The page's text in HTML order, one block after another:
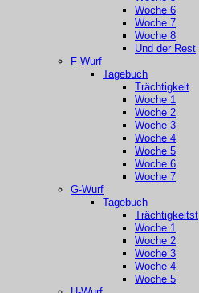
Woche 6
Woche 7
Woche 8
Und der Rest
F-Wurf
Tagebuch
Trächtigkeit
Woche 1
Woche 2
Woche 3
Woche 4
Woche 5
Woche 6
Woche 7
G-Wurf
Tagebuch
Trächtigkeitst
Woche 1
Woche 2
Woche 3
Woche 4
Woche 5